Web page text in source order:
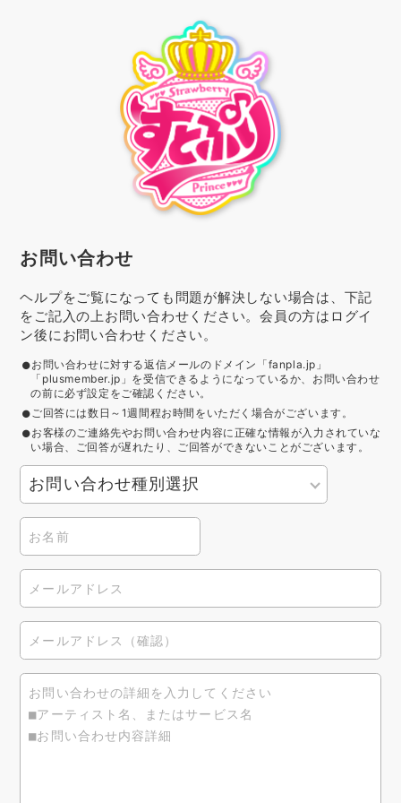
お問い合わせ
ヘルプをご覧になっても問題が解決しない場合は、下記
をご記入の上お問い合わせください。会員の方はログイ
ン後にお問い合わせください。
お問い合わせに対する返信メールのドメイン「fanpla.jp」
「plusmember.jp」を受信できるようになっているか、お問い合わせ
の前に必ず設定をご確認ください。
ご回答には数日～1週間程お時間をいただく場合がございます。
お客様のご連絡先やお問い合わせ内容に正確な情報が入力されていな
い場合、ご回答が遅れたり、ご回答ができないことがございます。